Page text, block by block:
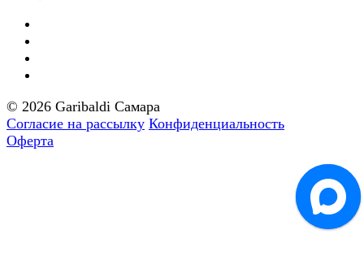
© 2026 Garibaldi Самара
Согласие на рассылку Конфиденциальность
Оферта